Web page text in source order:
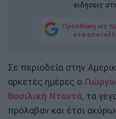
ειδήσεις
Προσθήκη ως
στα
Σε περιοδεία στην
αρκετές ημέρες ο
Βασιλική Νταντά, τα
πρόλαβαν και έτσι